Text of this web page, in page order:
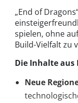
„End of
spielen, ohne
Build-Vielfalt zu
Die Inhalte aus
Neue